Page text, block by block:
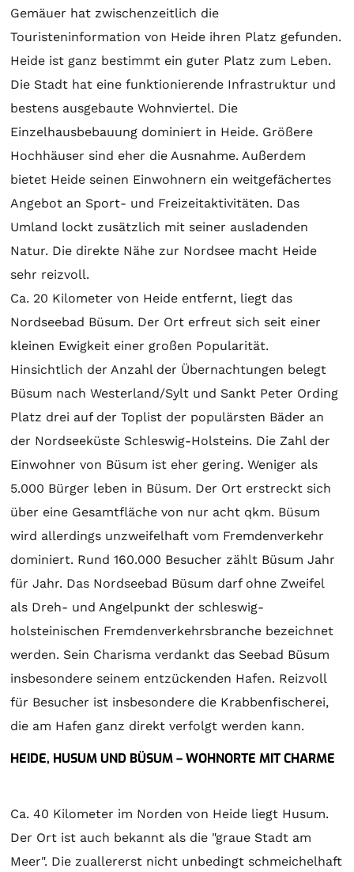
Gemäuer hat zwischenzeitlich die
Touristeninformation von Heide ihren Platz gefunden.
Heide ist ganz bestimmt ein guter Platz zum Leben.
Die Stadt hat eine funktionierende Infrastruktur und
bestens ausgebaute Wohnviertel. Die
Einzelhausbebauung dominiert in Heide. Größere
Hochhäuser sind eher die Ausnahme. Außerdem
bietet Heide seinen Einwohnern ein weitgefächertes
Angebot an Sport- und Freizeitaktivitäten. Das
Umland lockt zusätzlich mit seiner ausladenden
Natur. Die direkte Nähe zur Nordsee macht Heide
sehr reizvoll.
Ca. 20 Kilometer von Heide entfernt, liegt das
Nordseebad Büsum. Der Ort erfreut sich seit einer
kleinen Ewigkeit einer großen Popularität.
Hinsichtlich der Anzahl der Übernachtungen belegt
Büsum nach Westerland/Sylt und Sankt Peter Ording
Platz drei auf der Toplist der populärsten Bäder an
der Nordseeküste Schleswig-Holsteins. Die Zahl der
Einwohner von Büsum ist eher gering. Weniger als
5.000 Bürger leben in Büsum. Der Ort erstreckt sich
über eine Gesamtfläche von nur acht qkm. Büsum
wird allerdings unzweifelhaft vom Fremdenverkehr
dominiert. Rund 160.000 Besucher zählt Büsum Jahr
für Jahr. Das Nordseebad Büsum darf ohne Zweifel
als Dreh- und Angelpunkt der schleswig-
holsteinischen Fremdenverkehrsbranche bezeichnet
werden. Sein Charisma verdankt das Seebad Büsum
insbesondere seinem entzückenden Hafen. Reizvoll
für Besucher ist insbesondere die Krabbenfischerei,
die am Hafen ganz direkt verfolgt werden kann.
HEIDE, HUSUM UND BÜSUM – WOHNORTE MIT CHARME
Ca. 40 Kilometer im Norden von Heide liegt Husum.
Der Ort ist auch bekannt als die "graue Stadt am
Meer". Die zuallererst nicht unbedingt schmeichelhaft